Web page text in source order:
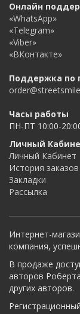
Онлайн
«WhatsApp»
«Telegram»
«Viber»
«ВКонтакте»
Поддержка по
Часы работы
ПН-ПТ 10:00-
Личный
Личный Кабинет
История заказов
Закладки
Рассылка
Интернет-
компания,
В продаже
авторов
других авторов.